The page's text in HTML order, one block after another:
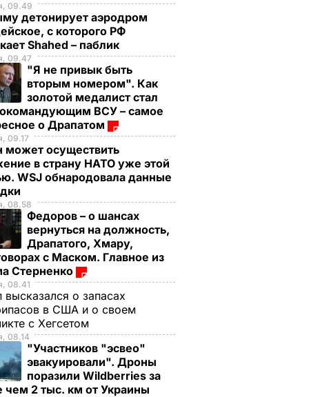
09.49
детонирует аэродром
с которого РФ
Shahed – паблик
09.47
"Я не привык быть
вторым номером". Как
золотой медалист стал
ВСУ – самое
о Драпатом
09.17
может осуществить
в страну НАТО уже этой
WSJ обнародовала данные
08.58
Федоров – о шансах
вернуться на должность,
Драпатого, Хмару,
с Маском. Главное из
Стерненко
08.41
высказался о запасах
в США и о своем
с Хегсетом
08.14
"Участников "эсвео"
эвакуировали". Дроны
поразили Wildberries за
чем 2 тыс. км от Украины